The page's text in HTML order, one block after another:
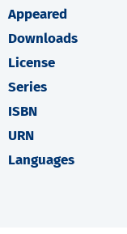
Appeared
Downloads
License
Series
ISBN
URN
Languages